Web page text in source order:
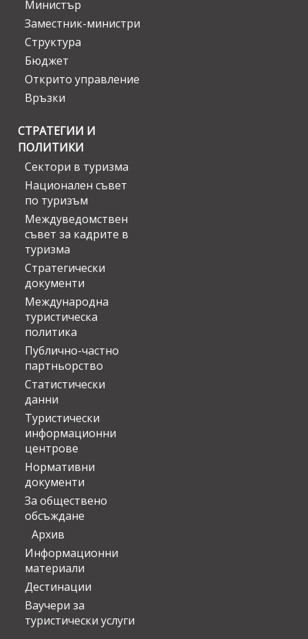
Министър
Заместник-министри
Структура
Бюджет
Открито управление
Връзки
СТРАТЕГИИ И
ПОЛИТИКИ
Сектори в туризма
Национален съвет
по туризъм
Междуведомствен
съвет за кадрите в
туризма
Стратегически
документи
Международна
туристическа
политика
Публично-частно
партньорство
Статистически
данни
Туристически
информационни
центрове
Нормативни
документи
За обществено
обсъждане
Архив
Информационни
материали
Дестинации
Ваучери за
туристически услуги